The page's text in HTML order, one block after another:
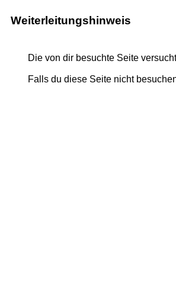
Weiterleitungshinweis
Die von dir besuchte Seite
Falls du diese Seite nicht